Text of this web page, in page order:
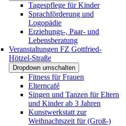
Tagespflege für Kinder
Sprachförderung und
Logopädie
Erziehungs-, Paar- und
Lebensberatung
Veranstaltungen FZ Gottfried-
Hötzel-Straße
Dropdown umschalten
Fitness für Frauen
Elterncafé
Singen und Tanzen für Eltern
und Kinder ab 3 Jahren
Kunstwerkstatt zur
Weihnachtszeit für (Groß-)